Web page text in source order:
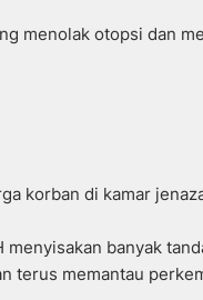
menolak otopsi dan
korban di kamar
banyak
terus memantau